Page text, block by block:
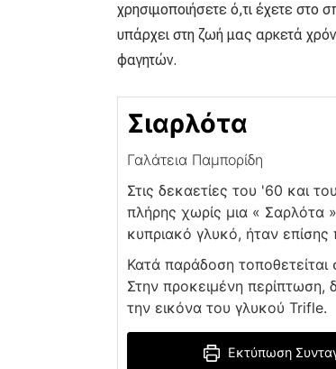
χρησιμοποιήσετε ό,τι έχετε στο
υπάρχει στη ζωή μας αρκετά
φαγητών.
Σιαρλότα
Γαλάτεια Παμπορίδη
Στις δεκαετίες του '60 και
πλήρης χωρίς μια « Σαρλότα
κυπριακό γλυκό, ήταν
Κατά παράδοση
Στην προκειμένη περίπτωση,
την εικόνα του γλυκού Trifle.
Εκτύπωση